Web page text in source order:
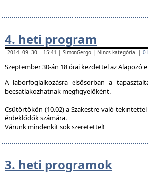
4. heti program
2014. 09. 30. - 15:41 | SimonGergo | Nincs kategória. | 0
Szeptember 30-án 18 órai kezdettel az Alapozó
A laborfoglalkozásra elsősorban a
becsatlakozhatnak megfigyelőként.
Csütörtökön (10.02) a Szakestre való
érdeklődők számára.
Várunk mindenkit sok szeretettel!
3. heti programok